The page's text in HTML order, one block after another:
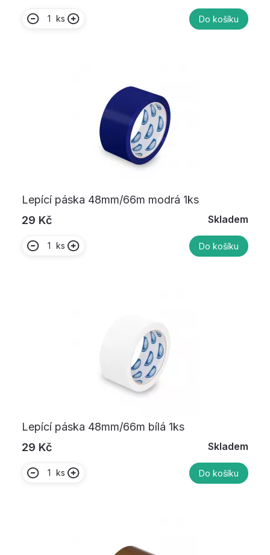
ks Do košíku
Lepící páska 48mm/66m modrá 1ks
29 Kč
Skladem
ks Do košíku
Lepící páska 48mm/66m bílá 1ks
29 Kč
Skladem
ks Do košíku